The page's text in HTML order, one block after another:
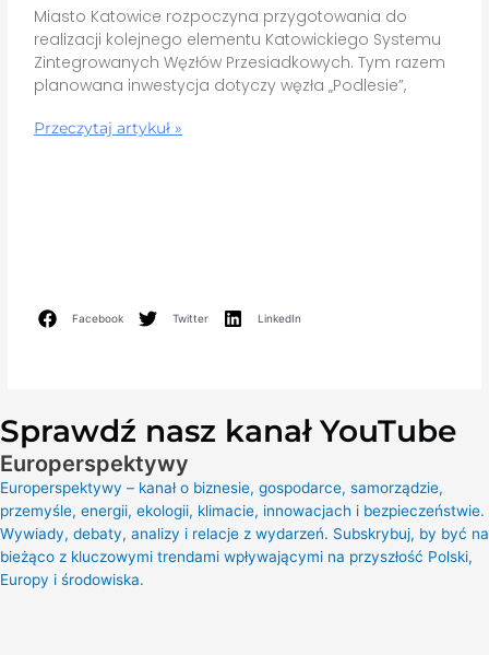
Miasto Katowice rozpoczyna przygotowania do
realizacji kolejnego elementu Katowickiego Systemu
Zintegrowanych Węzłów Przesiadkowych. Tym razem
planowana inwestycja dotyczy węzła „Podlesie”,
Przeczytaj artykuł »
Facebook Twitter LinkedIn
Sprawdź nasz kanał YouTube
Europerspektywy
Europerspektywy – kanał o biznesie, gospodarce, samorządzie,
przemyśle, energii, ekologii, klimacie, innowacjach i bezpieczeństwie.
Wywiady, debaty, analizy i relacje z wydarzeń. Subskrybuj, by być na
bieżąco z kluczowymi trendami wpływającymi na przyszłość Polski,
Europy i środowiska.